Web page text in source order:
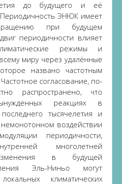
до будущего и её
ЭНЮК имеет
при будущем
периодичности влияет
режимы и
миру через удалённые
названо частотным
согласование, по-
распространено, что
реакциях в
тысячелетия и
воздействии
периодичности,
многолетней
в будущей
Эль-Ниньо могут
климатических